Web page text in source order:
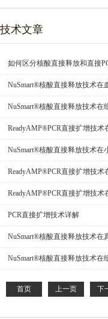
技术文章
如何区分核酸直接释放和直接
NuSmart®核酸直接释放技术在
NuSmart®核酸直接释放技术在
ReadyAMP®PCR直接扩增技
NuSmart®核酸直接释放技术在
ReadyAMP®PCR直接扩增技术
ReadyAMP®PCR直接扩增技
PCR直接扩增技术详解
NuSmart®核酸直接释放技术在
NuSmart®核酸直接释放技术在
首页 上一页 下